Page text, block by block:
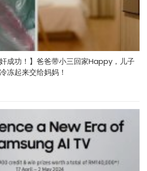
奸成功！】爸爸带小三回家Happy，儿子
冻起来交给妈妈！